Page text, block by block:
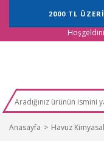
2000 TL
Anasayfa Havuz